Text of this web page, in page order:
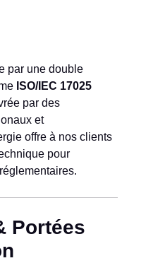
par une double
ISO/IEC 17025
par des
et
offre à nos clients
pour
Portées